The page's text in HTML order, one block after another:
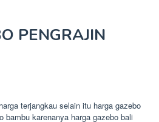
PENGRAJIN
terjangkau selain itu harga gazebo
bambu karenanya harga gazebo bali